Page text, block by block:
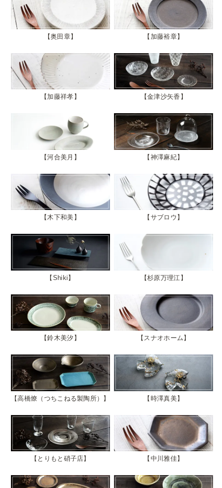
奥田章 加藤裕章
加藤祥孝 金津沙矢香
河合美月 神澤麻紀
木下和美 サブロウ
Shiki 杉原万理江
鈴木美汐 スナオホーム
高橋燎（つちこねる製陶所） 時澤真美
とりもと硝子店 中川雅佳